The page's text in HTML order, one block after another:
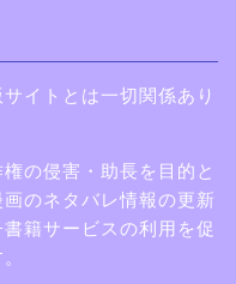
イトとは一切関係あり
の侵害・助長を目的と
のネタバレ情報の更新
籍サービスの利用を促